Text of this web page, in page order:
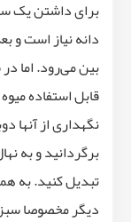
دانه نیاز است و
بین می‌رود. اما
قابل استفاده
نگهداری از آنها
برگردانید و به
تبدیل کنید. به
دیگر مخصوصا